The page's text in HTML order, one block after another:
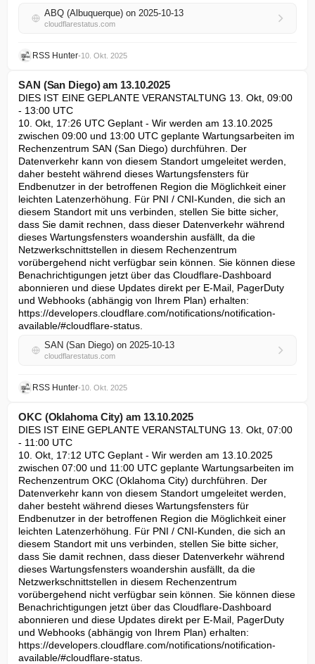
ABQ (Albuquerque) on 2025-10-13
cloudflarestatus.com
RSS Hunter•10. Okt. 2025
SAN (San Diego) am 13.10.2025
DIES IST EINE GEPLANTE VERANSTALTUNG 13. Okt, 09:00
- 13:00 UTC
10. Okt, 17:26 UTC Geplant - Wir werden am 13.10.2025
zwischen 09:00 und 13:00 UTC geplante Wartungsarbeiten im
Rechenzentrum SAN (San Diego) durchführen. Der
Datenverkehr kann von diesem Standort umgeleitet werden,
daher besteht während dieses Wartungsfensters für
Endbenutzer in der betroffenen Region die Möglichkeit einer
leichten Latenzerhöhung. Für PNI / CNI-Kunden, die sich an
diesem Standort mit uns verbinden, stellen Sie bitte sicher,
dass Sie damit rechnen, dass dieser Datenverkehr während
dieses Wartungsfensters woandershin ausfällt, da die
Netzwerkschnittstellen in diesem Rechenzentrum
vorübergehend nicht verfügbar sein können. Sie können diese
Benachrichtigungen jetzt über das Cloudflare-Dashboard
abonnieren und diese Updates direkt per E-Mail, PagerDuty
und Webhooks (abhängig von Ihrem Plan) erhalten:
https://developers.cloudflare.com/notifications/notification-
available/#cloudflare-status.
SAN (San Diego) on 2025-10-13
cloudflarestatus.com
RSS Hunter•10. Okt. 2025
OKC (Oklahoma City) am 13.10.2025
DIES IST EINE GEPLANTE VERANSTALTUNG 13. Okt, 07:00
- 11:00 UTC
10. Okt, 17:12 UTC Geplant - Wir werden am 13.10.2025
zwischen 07:00 und 11:00 UTC geplante Wartungsarbeiten im
Rechenzentrum OKC (Oklahoma City) durchführen. Der
Datenverkehr kann von diesem Standort umgeleitet werden,
daher besteht während dieses Wartungsfensters für
Endbenutzer in der betroffenen Region die Möglichkeit einer
leichten Latenzerhöhung. Für PNI / CNI-Kunden, die sich an
diesem Standort mit uns verbinden, stellen Sie bitte sicher,
dass Sie damit rechnen, dass dieser Datenverkehr während
dieses Wartungsfensters woandershin ausfällt, da die
Netzwerkschnittstellen in diesem Rechenzentrum
vorübergehend nicht verfügbar sein können. Sie können diese
Benachrichtigungen jetzt über das Cloudflare-Dashboard
abonnieren und diese Updates direkt per E-Mail, PagerDuty
und Webhooks (abhängig von Ihrem Plan) erhalten:
https://developers.cloudflare.com/notifications/notification-
available/#cloudflare-status.